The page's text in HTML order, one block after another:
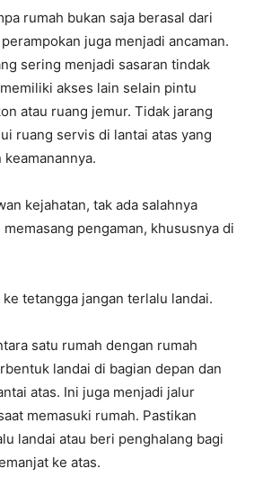
rumah bukan saja berasal dari
juga menjadi ancaman.
sering menjadi sasaran tindak
akses lain selain pintu
atau ruang jemur. Tidak jarang
ruang servis di lantai atas yang
kejahatan, tak ada salahnya
pengaman, khususnya di
tetangga jangan terlalu landai.
satu rumah dengan rumah
landai di bagian depan dan
atas. Ini juga menjadi jalur
memasuki rumah. Pastikan
landai atau beri penghalang bagi
ke atas.